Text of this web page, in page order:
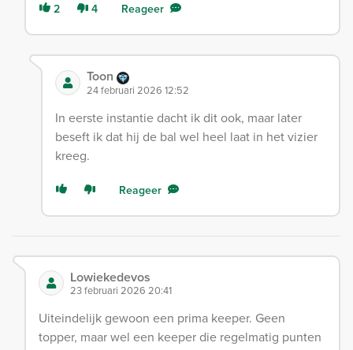
2 4 Reageer
Toon
24 februari 2026 12:52
In eerste instantie dacht ik dit ook, maar later
beseft ik dat hij de bal wel heel laat in het vizier
kreeg.
Reageer
Lowiekedevos
23 februari 2026 20:41
Uiteindelijk gewoon een prima keeper. Geen
topper, maar wel een keeper die regelmatig punten